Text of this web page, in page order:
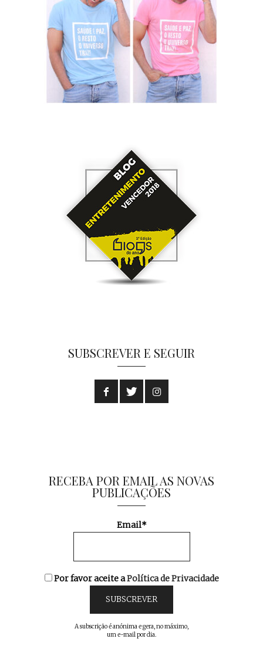
SUBSCREVER E SEGUIR
RECEBA POR EMAIL AS NOVAS
PUBLICAÇÕES
Email*
Por favor aceite aPolítica de Privacidade
A subscrição é anónima e gera, no máximo,
um e-mail por dia.